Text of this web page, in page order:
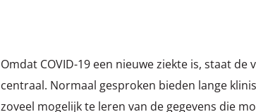
Omdat COVID-19 een nieuwe ziekte is, staat
centraal. Normaal gesproken bieden lange
zoveel mogelijk te leren van de gegevens die